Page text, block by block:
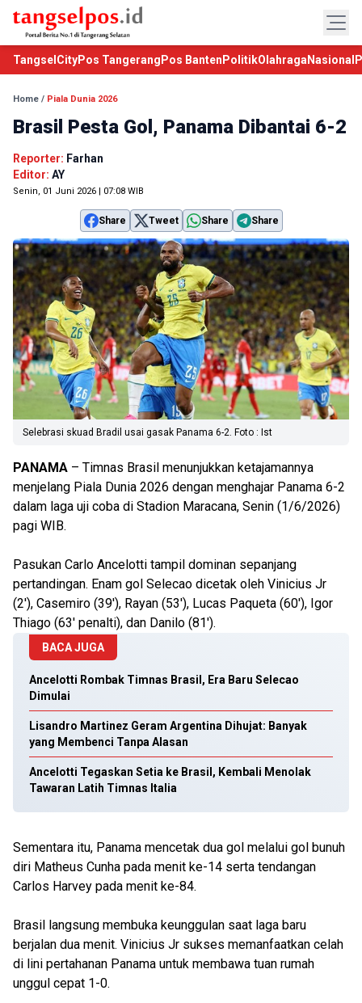
TangselCityPos Tangerang Pos Banten PolitikOlahraga Nasional
Home / Piala Dunia 2026
Brasil Pesta Gol, Panama Dibantai 6-2
Reporter: Farhan
Editor: AY
Senin, 01 Juni 2026 | 07:08 WIB
Share Tweet Share Share
Selebrasi skuad Bradil usai gasak Panama 6-2. Foto : Ist
PANAMA – Timnas Brasil menunjukkan ketajamannya
menjelang Piala Dunia 2026 dengan menghajar Panama 6-2
dalam laga uji coba di Stadion Maracana, Senin (1/6/2026)
pagi WIB.
Pasukan Carlo Ancelotti tampil dominan sepanjang
pertandingan. Enam gol Selecao dicetak oleh Vinicius Jr
(2'), Casemiro (39'), Rayan (53'), Lucas Paqueta (60'), Igor
Thiago (63' penalti), dan Danilo (81').
BACA JUGA
Ancelotti Rombak Timnas Brasil, Era Baru Selecao
Dimulai
Lisandro Martinez Geram Argentina Dihujat: Banyak
yang Membenci Tanpa Alasan
Ancelotti Tegaskan Setia ke Brasil, Kembali Menolak
Tawaran Latih Timnas Italia
Sementara itu, Panama mencetak dua gol melalui gol bunuh
diri Matheus Cunha pada menit ke-14 serta tendangan
Carlos Harvey pada menit ke-84.
Brasil langsung membuka keunggulan saat laga baru
berjalan dua menit. Vinicius Jr sukses memanfaatkan celah
di lini pertahanan Panama untuk membawa tuan rumah
unggul cepat 1-0.